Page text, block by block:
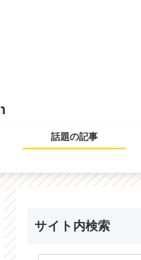
話題の記事
サイト内検索